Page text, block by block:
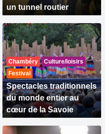
un tunnel routier
Chambéry
Culture/loisirs
Festival
Spectacles traditionnels
du monde entier au
cœur de la Savoie